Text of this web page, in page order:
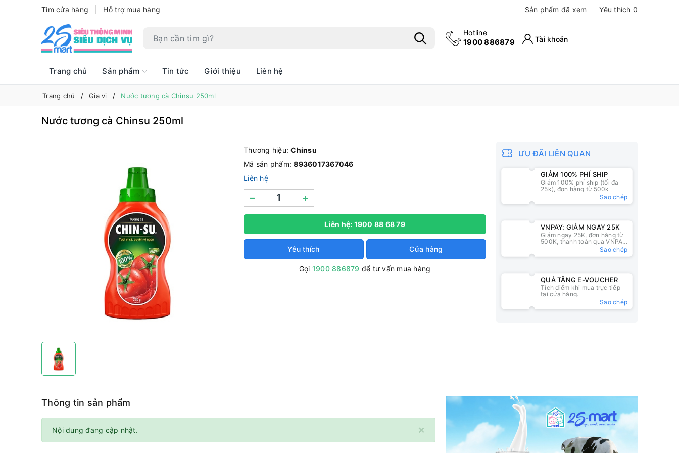
Tìm cửa hàng Hỗ trợ mua hàng Sản phẩm đã xem Yêu thích 0
Hotline
1900 886879 Tài khoản
Trang chủ Sản phẩm Tin tức Giới thiệu Liên hệ
Trang chủ Gia vị Nước tương cà Chinsu 250ml
Nước tương cà Chinsu 250ml
Thương hiệu:Chinsu
Mã sản phẩm:8936017367046
Liên hệ
– +
Liên hệ: 1900 88 68 79
Yêu thích Cửa hàng
Gọi 1900 886879 để tư vấn mua hàng
ƯU ĐÃI LIÊN QUAN
GIẢM 100% PHÍ SHIP
Giảm 100% phí ship (tối đa
25k), đơn hàng từ 500k
Sao chép
VNPAY: GIẢM NGAY 25K
Giảm ngay 25K, đơn hàng từ
500K, thanh toán qua VNPAY
Sao chép
QUÀ TẶNG E-VOUCHER
Tích điểm khi mua trực tiếp
tại cửa hàng.
Sao chép
Thông tin sản phẩm
×
Nội dung đang cập nhật.